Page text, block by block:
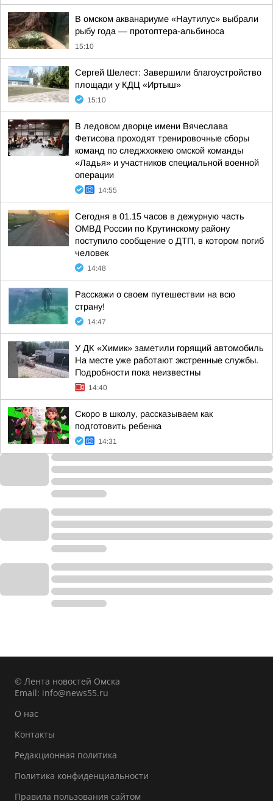
В омском акванариуме «Наутилус» выбрали
рыбу года — протоптера-альбиноса
15:10
Сергей Шелест: Завершили благоустройство
площади у КДЦ «Иртыш»
15:10
В ледовом дворце имени Вячеслава
Фетисова проходят тренировочные сборы
команд по следжхоккею омской команды
«Ладья» и участников специальной военной
операции
14:55
Сегодня в 01.15 часов в дежурную часть
ОМВД России по Крутинскому району
поступило сообщение о ДТП, в котором погиб
человек
14:48
Расскажи о своем путешествии на всю
страну!
14:47
У ДК «Химик» заметили горящий автомобиль
На месте уже работают экстренные службы.
Подробности пока неизвестны
14:40
Скоро в школу, рассказываем как
подготовить ребенка
14:31
© Лента новостей Омска
Email: info@news55.ru
О нас
Контакты
Редакционная политика
Политика конфиденциальности
Правила пользования сайтом